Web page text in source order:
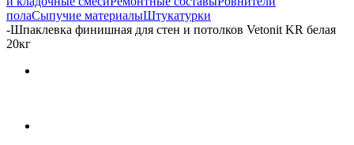
полаСыпучие материалыШтукатурки
-Шпаклевка финишная для стен и потолков Vetonit KR белая
20кг